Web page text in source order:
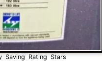
Saving Rating Stars